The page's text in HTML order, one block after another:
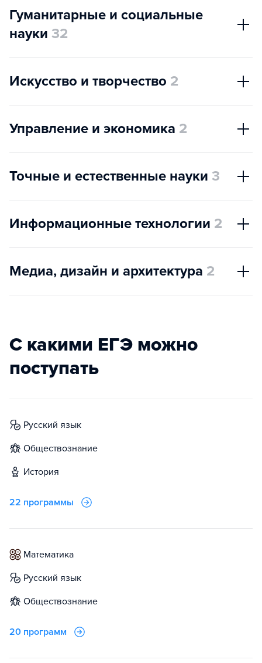
Гуманитарные и социальные
науки 32
Искусство и творчество 2
Управление и экономика 2
Точные и естественные науки 3
Информационные технологии 2
Медиа, дизайн и архитектура 2
С какими ЕГЭ можно
поступать
русский язык
обществознание
история
22 программы
математика
русский язык
обществознание
20 программ